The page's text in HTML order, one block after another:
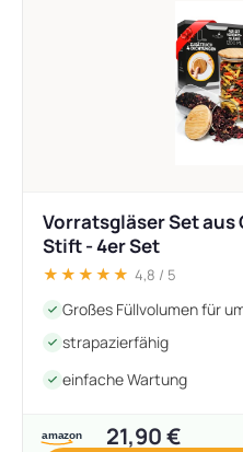
Vorratsgläser Set aus
Stift - 4er Set
★★★★★ 4,8 / 5
Großes Füllvolumen für
strapazierfähig
einfache Wartung
21,90 €